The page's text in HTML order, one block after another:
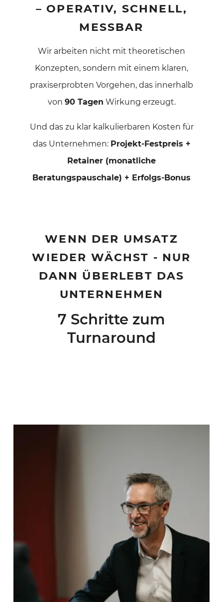
– OPERATIV, SCHNELL,
MESSBAR
Wir arbeiten nicht mit theoretischen
Konzepten, sondern mit einem klaren,
praxiserprobten Vorgehen, das innerhalb
von 90 Tagen Wirkung erzeugt.
Und das zu klar kalkulierbaren Kosten für
das Unternehmen: Projekt‑Festpreis +
Retainer (monatliche
Beratungspauschale) + Erfolgs‑Bonus
WENN DER UMSATZ
WIEDER WÄCHST - NUR
DANN ÜBERLEBT DAS
UNTERNEHMEN
7 Schritte zum
Turnaround